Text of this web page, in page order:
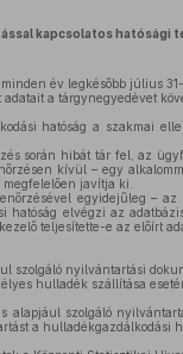
kapcsolatos hatósági
év legkésőbb július 31-
a tárgynegyedévet
hatóság a szakmai
során hibát tár fel, az
kívül – egy
javítja ki.
egyidejűleg –
elvégzi az
teljesítette-e az előírt
szolgáló nyilvántartási
hulladék szállítása
alapjául szolgáló
a hulladékgazdálkodási